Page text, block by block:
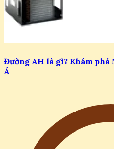
Đường AH là gì? Khám phá
Á